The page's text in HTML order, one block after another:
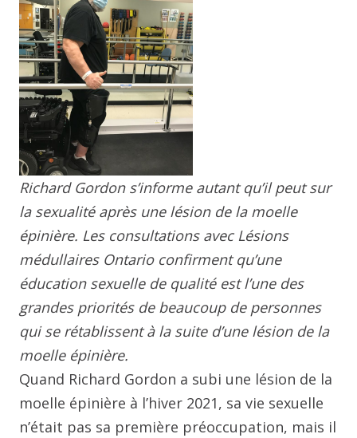
Richard Gordon s’informe autant qu’il peut sur
la sexualité après une lésion de la moelle
épinière. Les consultations avec Lésions
médullaires Ontario confirment qu’une
éducation sexuelle de qualité est l’une des
grandes priorités de beaucoup de personnes
qui se rétablissent à la suite d’une lésion de la
moelle épinière.
Quand Richard Gordon a subi une lésion de la
moelle épinière à l’hiver 2021, sa vie sexuelle
n’était pas sa première préoccupation, mais il